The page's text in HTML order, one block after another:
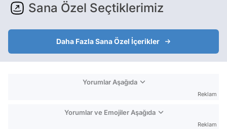
Sana Özel Seçtiklerimiz
Daha Fazla Sana Özel İçerikler
Yorumlar Aşağıda
Reklam
Yorumlar ve Emojiler Aşağıda
Reklam